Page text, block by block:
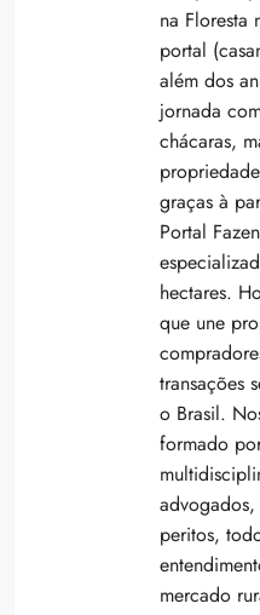
na Floresta
portal
além dos
jornada
chácaras,
graças à
Portal
hectares.
que une
transações
o Brasil.
formado
peritos,
mercado